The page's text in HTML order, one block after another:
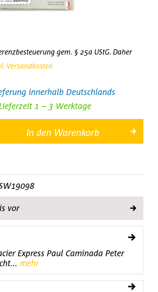
gem. § 25a UStG. Daher
Versandkosten
innerhalb Deutschlands
1 – 3 Werktage
In den Warenkorb
vor
Express Paul Caminada Peter
mehr